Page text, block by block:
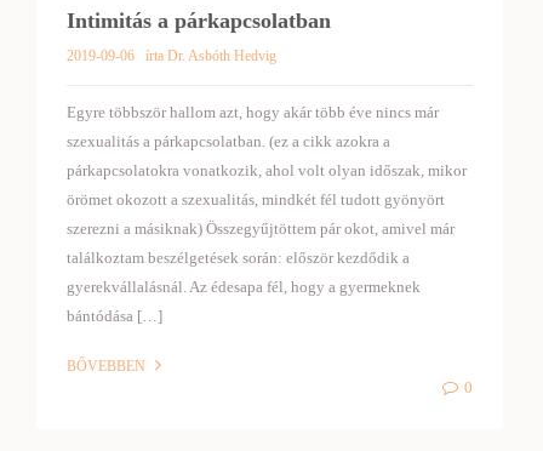
Intimitás a párkapcsolatban
2019-09-06 írta Dr. Asbóth Hedvig
Egyre többször hallom azt, hogy akár több éve nincs már
szexualitás a párkapcsolatban. (ez a cikk azokra a
párkapcsolatokra vonatkozik, ahol volt olyan időszak, mikor
örömet okozott a szexualitás, mindkét fél tudott gyönyört
szerezni a másiknak) Összegyűjtöttem pár okot, amivel már
találkoztam beszélgetések során: először kezdődik a
gyerekvállalásnál. Az édesapa fél, hogy a gyermeknek
bántódása […]
BŐVEBBEN
0